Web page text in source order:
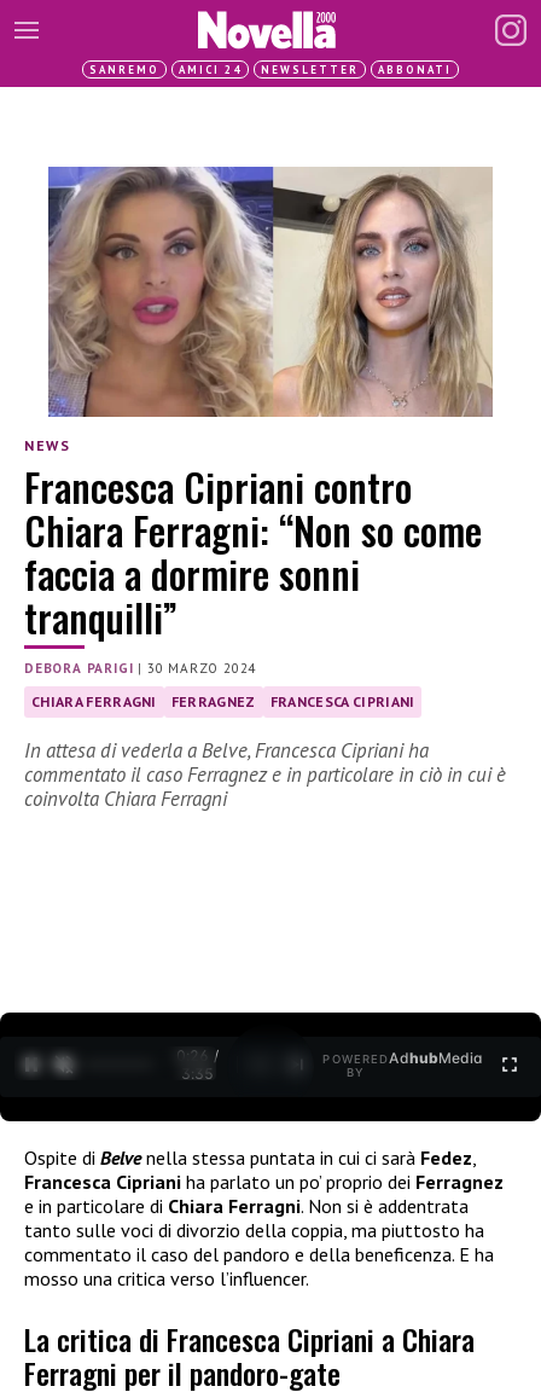
SANREMO AMICI 24 NEWSLETTER ABBONATI
NEWS
Francesca Cipriani contro
Chiara Ferragni: “Non so come
faccia a dormire sonni
tranquilli”
DEBORA PARIGI | 30 MARZO 2024
CHIARA FERRAGNI FERRAGNEZ FRANCESCA CIPRIANI
In attesa di vederla a Belve, Francesca Cipriani ha
commentato il caso Ferragnez e in particolare in ciò in cui è
coinvolta Chiara Ferragni
0:27 /
3:35
POWERED
BY
AdhubMedia
Ospite di Belvenella stessa puntata in cui ci sarà Fedez
Francesca Cipriani ha parlato un po’ proprio dei Ferragnez
e in particolare di Chiara Ferragni. Non si è addentrata
tanto sulle voci di divorzio della coppia, ma piuttosto ha
commentato il caso del pandoro e della beneficenza. E ha
mosso una critica verso l’influencer.
La critica di Francesca Cipriani a Chiara
Ferragni per il pandoro-gate